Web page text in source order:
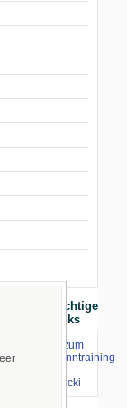
Wichtige
Links
⇒ zum
Renntraining
Stecki